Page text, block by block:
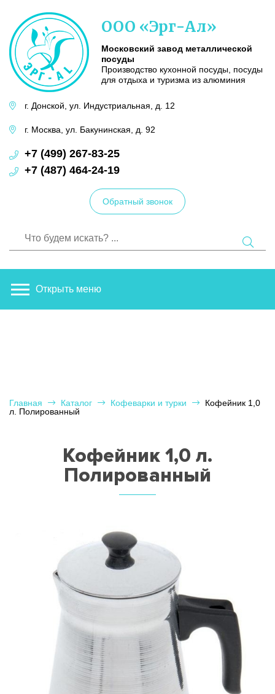
завод
посуды
ООО «Эрг-Ал»
Московский завод металлической
посуды
Производство кухонной посуды, посуды
для отдыха и туризма из алюминия
г. Донской, ул. Индустриальная, д. 12
г. Москва, ул. Бакунинская, д. 92
+7 (499) 267-83-25
+7 (487) 464-24-19
Обратный звонок
Открыть меню
Главная Каталог Кофеварки и турки
Кофейник 1,0
л. Полированный
Кофейник 1,0 л.
Полированный